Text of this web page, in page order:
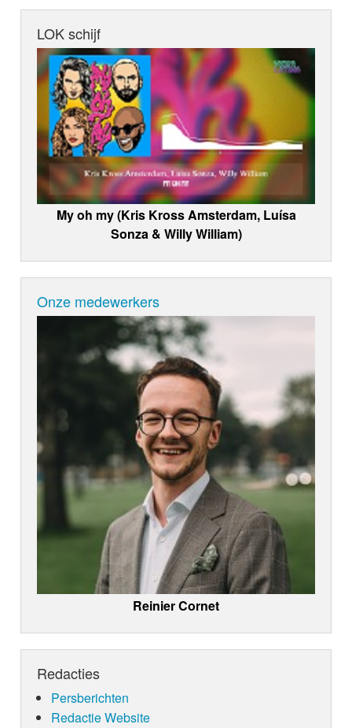
LOK schijf
My oh my (Kris Kross Amsterdam, Luísa
Sonza & Willy William)
Onze medewerkers
Reinier Cornet
Redacties
Persberichten
Redactie Website